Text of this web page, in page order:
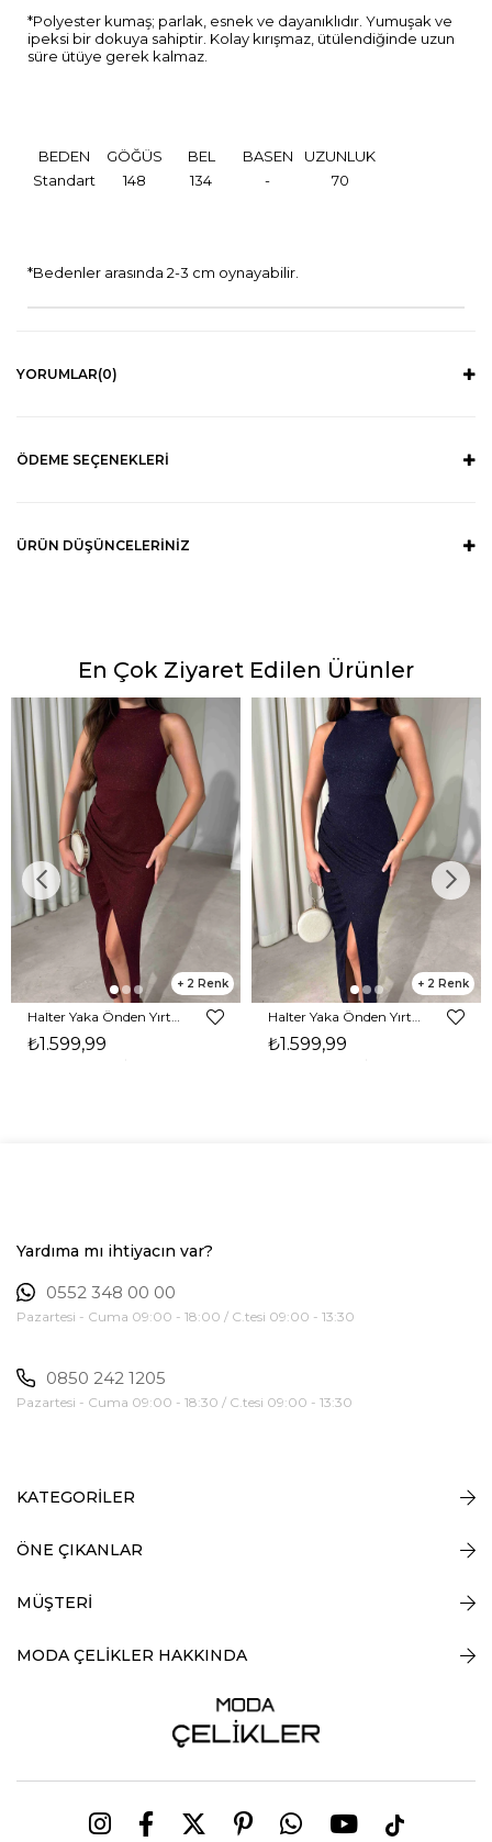
*Polyester kumaş; parlak, esnek ve dayanıklıdır. Yumuşak ve
ipeksi bir dokuya sahiptir. Kolay kırışmaz, ütülendiğinde uzun
süre ütüye gerek kalmaz.
BEDEN GÖĞÜS BEL BASEN
UZUNLUK
Standart
148 134 - 70
*Bedenler arasında 2-3 cm oynayabilir.
YORUMLAR(0)
ÖDEME SEÇENEKLERI
ÜRÜN DÜŞÜNCELERINIZ
En Çok Ziyaret Edilen Ürünler
2
Halter Yaka Önden Yırtmaçlı Midi Boy Bordo Hasre Kadın Elbise 26Y502
₺1.599,99
2
Halter Yaka Önden Yırtmaçlı Midi Boy Lacivert Hasre Kadın Elbise 26Y502
₺1.599,99
Yardıma mı ihtiyacın var?
0552 348 00 00
Pazartesi - Cuma 09:00 - 18:00 / C.tesi 09:00 - 13:30
0850 242 1205
Pazartesi - Cuma 09:00 - 18:30 / C.tesi 09:00 - 13:30
KATEGORİLER
ÖNE ÇIKANLAR
MÜŞTERİ
MODA ÇELİKLER HAKKINDA